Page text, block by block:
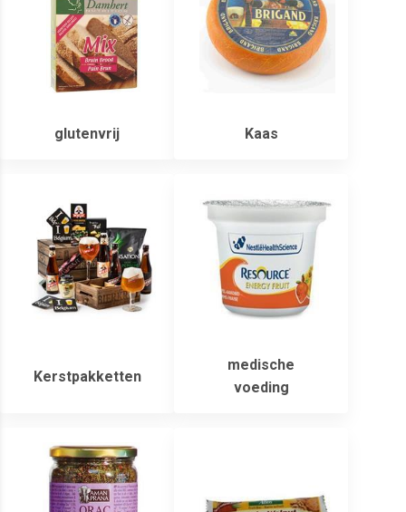
glutenvrij Kaas
Kerstpakketten
medische
voeding